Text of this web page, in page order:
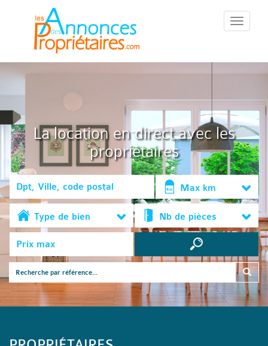
::Menu::
La location en direct avec les
propriétaires
Max km
Type de bien Nb de pièces